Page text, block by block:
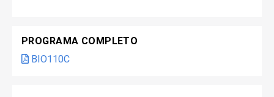
PROGRAMA COMPLETO
BIO110C